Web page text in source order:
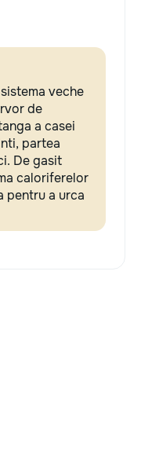
veche
de
a casei
partea
De gasit
caloriferelor
pentru a urca